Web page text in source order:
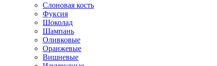
Слоновая кость
Фуксия
Шоколад
Шампань
Оливковые
Оранжевые
Вишневые